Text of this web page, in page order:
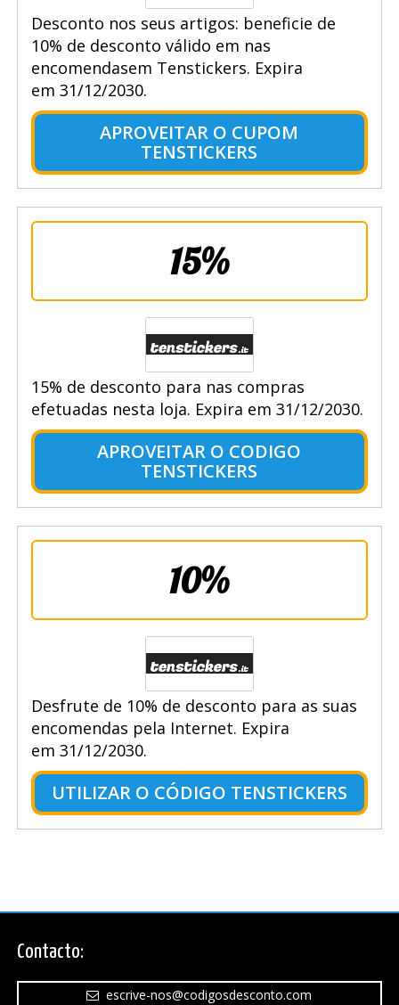
Desconto nos seus artigos: beneficie de
10% de desconto válido em nas
encomendasem Tenstickers. Expira
em 31/12/2030.
APROVEITAR O CUPOM
TENSTICKERS
15%
15% de desconto para nas compras
efetuadas nesta loja. Expira em 31/12/2030.
APROVEITAR O CODIGO
TENSTICKERS
10%
Desfrute de 10% de desconto para as suas
encomendas pela Internet. Expira
em 31/12/2030.
UTILIZAR O CÓDIGO TENSTICKERS
Contacto:
escrive-nos@codigosdesconto.com